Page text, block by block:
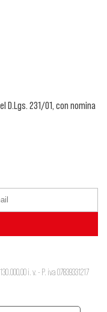
231/01, con nomina
i. v. - P. iva 07839331217